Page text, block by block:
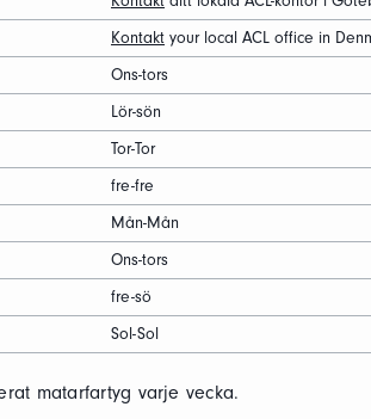
Kontakt your local ACL office in
Ons-tors
Lör-sön
Tor-Tor
fre-fre
Mån-Mån
Ons-tors
fre-sö
Sol-Sol
matarfartyg varje vecka.